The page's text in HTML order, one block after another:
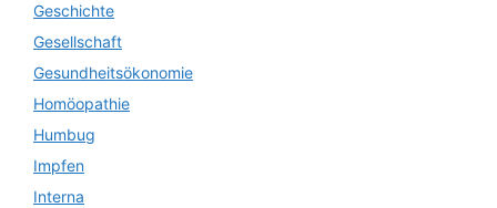
Geschichte
Gesellschaft
Gesundheitsökonomie
Homöopathie
Humbug
Impfen
Interna